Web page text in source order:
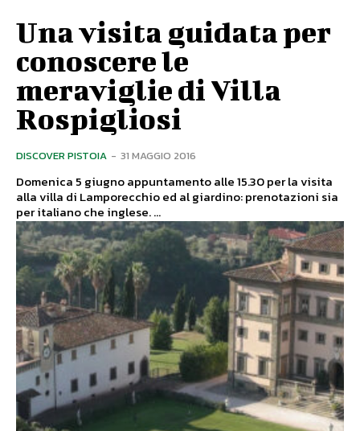
Una visita guidata per
conoscere le
meraviglie di Villa
Rospigliosi
DISCOVER PISTOIA - 31 MAGGIO 2016
Domenica 5 giugno appuntamento alle 15.30 per la visita
alla villa di Lamporecchio ed al giardino: prenotazioni sia
per italiano che inglese. ...